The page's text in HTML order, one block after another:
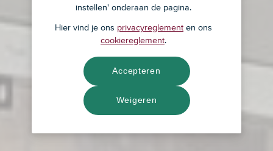
instellen' onderaan de pagina.
Hier vind je ons privacyreglement en ons
cookiereglement.
Weigeren
Accepteren